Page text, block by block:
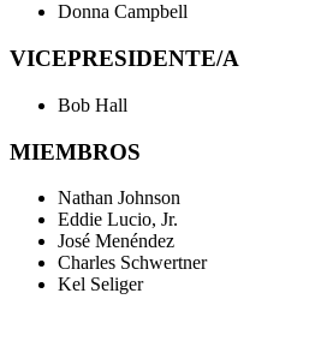
Donna Campbell
VICEPRESIDENTE/A
Bob Hall
MIEMBROS
Nathan Johnson
Eddie Lucio, Jr.
José Menéndez
Charles Schwertner
Kel Seliger